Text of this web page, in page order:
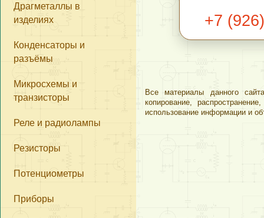
Ватсап, Вайбер,
обратной связи
Мы находимся в
имеем
+7
Все материалы данного
копирование,
использование информации и
Драгметаллы в
изделиях
Конденсаторы и
разъёмы
Микросхемы и
транзисторы
Реле и радиолампы
Резисторы
Потенциометры
Приборы